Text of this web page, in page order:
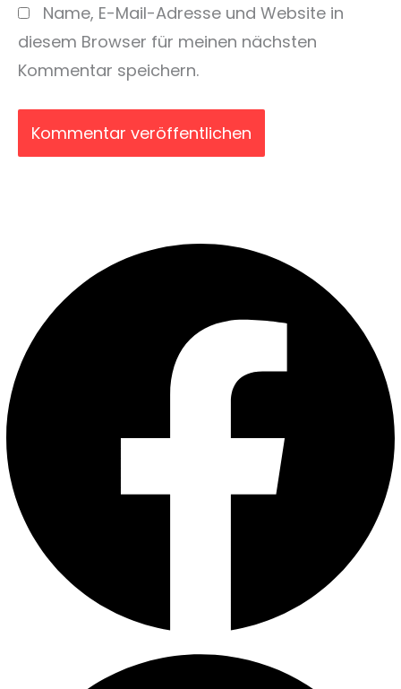
Name, E-Mail-Adresse und Website in
diesem Browser für meinen nächsten
Kommentar speichern.